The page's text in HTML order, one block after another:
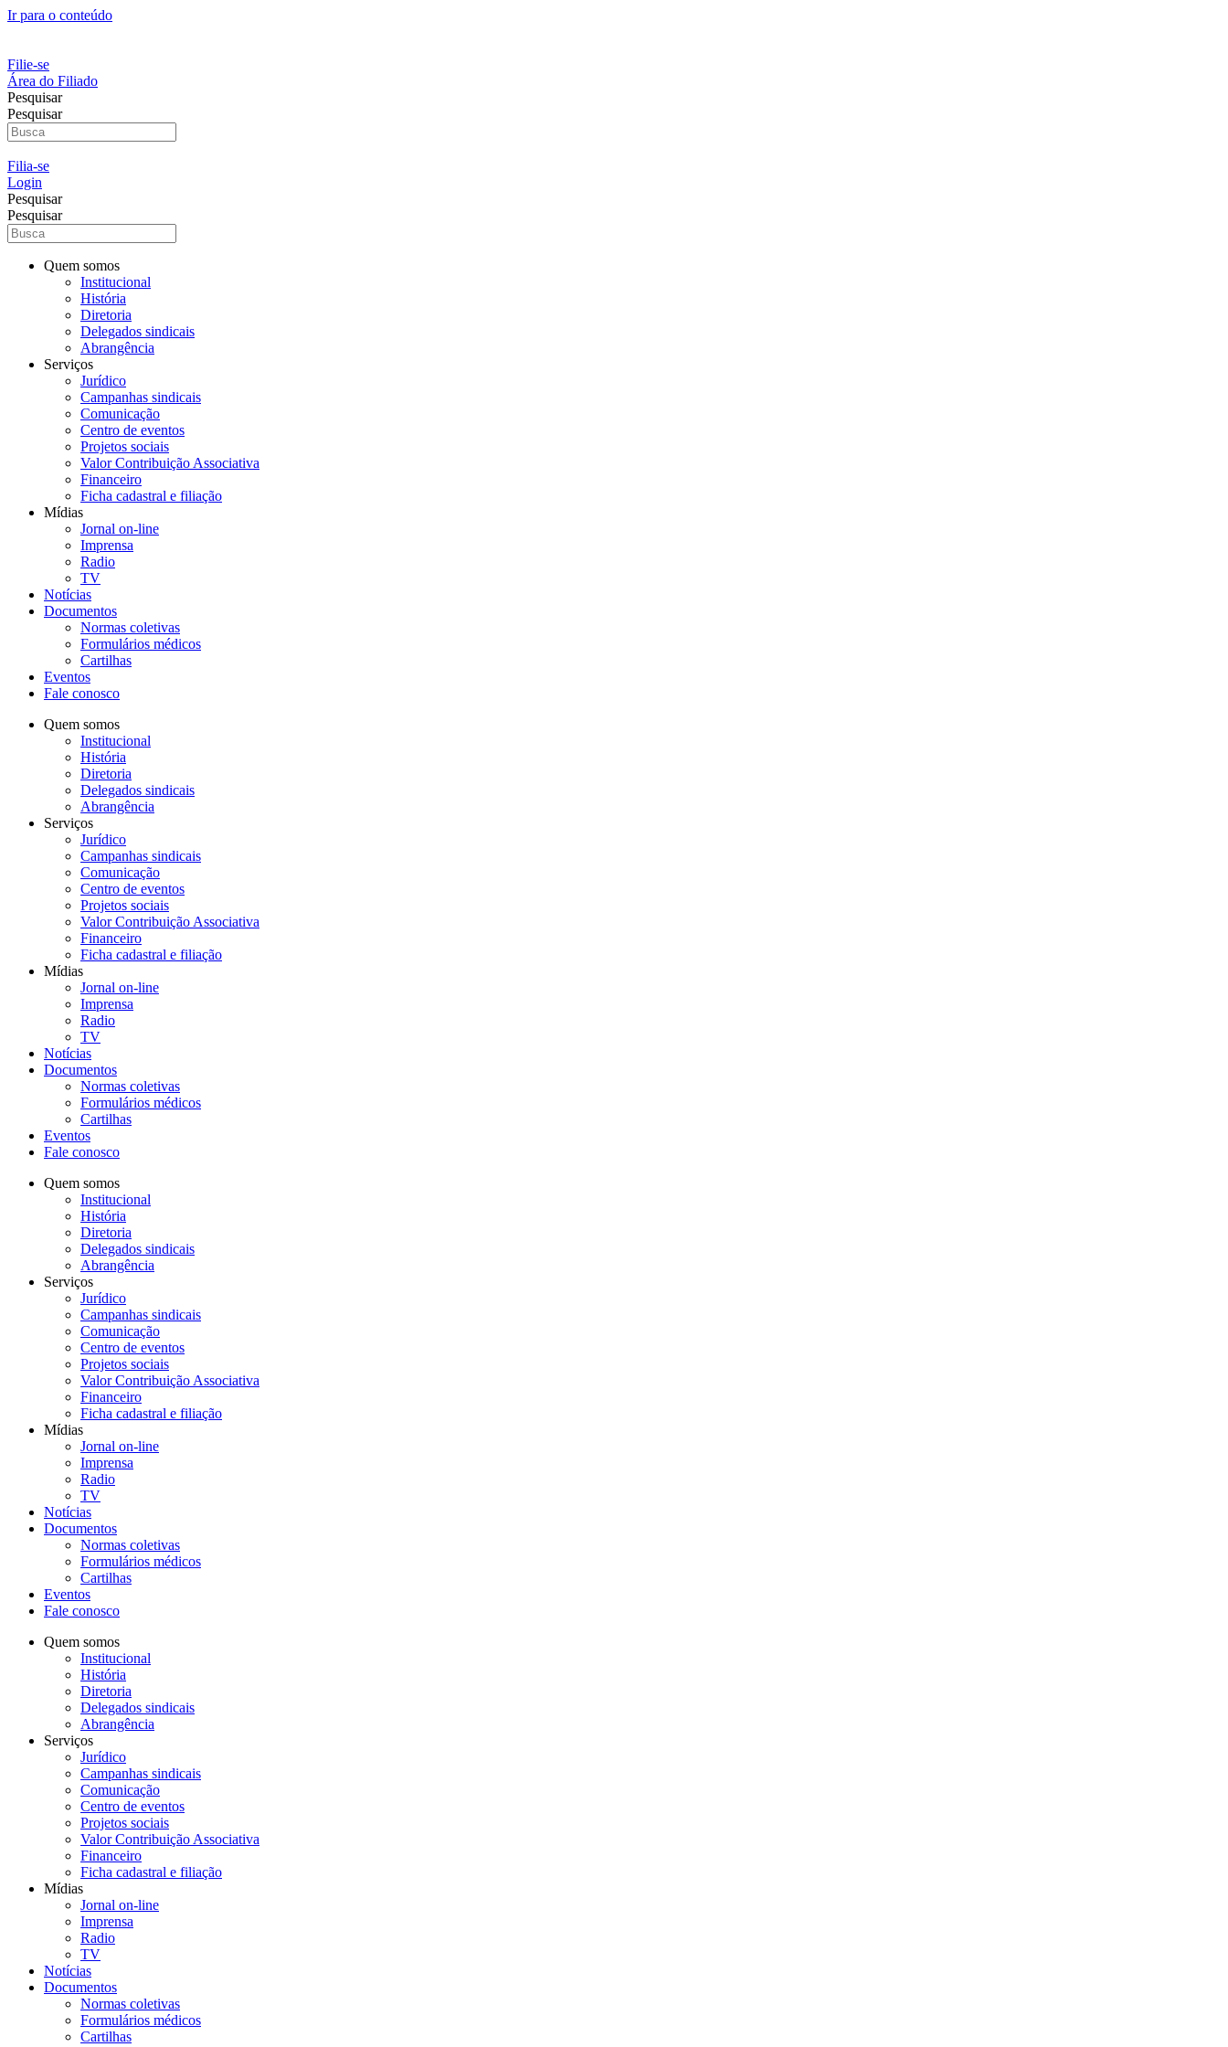
Ir para o conteúdo
Filie-se
Área do Filiado
Pesquisar
Pesquisar
Filia-se
Login
Pesquisar
Pesquisar
Quem somos
Institucional
História
Diretoria
Delegados sindicais
Abrangência
Serviços
Jurídico
Campanhas sindicais
Comunicação
Centro de eventos
Projetos sociais
Valor Contribuição Associativa
Financeiro
Ficha cadastral e filiação
Mídias
Jornal on-line
Imprensa
Radio
TV
Notícias
Documentos
Normas coletivas
Formulários médicos
Cartilhas
Eventos
Fale conosco
Quem somos
Institucional
História
Diretoria
Delegados sindicais
Abrangência
Serviços
Jurídico
Campanhas sindicais
Comunicação
Centro de eventos
Projetos sociais
Valor Contribuição Associativa
Financeiro
Ficha cadastral e filiação
Mídias
Jornal on-line
Imprensa
Radio
TV
Notícias
Documentos
Normas coletivas
Formulários médicos
Cartilhas
Eventos
Fale conosco
Quem somos
Institucional
História
Diretoria
Delegados sindicais
Abrangência
Serviços
Jurídico
Campanhas sindicais
Comunicação
Centro de eventos
Projetos sociais
Valor Contribuição Associativa
Financeiro
Ficha cadastral e filiação
Mídias
Jornal on-line
Imprensa
Radio
TV
Notícias
Documentos
Normas coletivas
Formulários médicos
Cartilhas
Eventos
Fale conosco
Quem somos
Institucional
História
Diretoria
Delegados sindicais
Abrangência
Serviços
Jurídico
Campanhas sindicais
Comunicação
Centro de eventos
Projetos sociais
Valor Contribuição Associativa
Financeiro
Ficha cadastral e filiação
Mídias
Jornal on-line
Imprensa
Radio
TV
Notícias
Documentos
Normas coletivas
Formulários médicos
Cartilhas